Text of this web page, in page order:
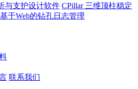
与支护设计软件 CPillar 三维顶柱稳定
于Web的钻孔日志管理
联系我们